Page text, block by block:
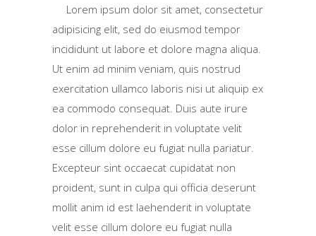
Lorem ipsum dolor sit amet, consectetur
adipisicing elit, sed do eiusmod tempor
incididunt ut labore et dolore magna aliqua.
Ut enim ad minim veniam, quis nostrud
exercitation ullamco laboris nisi ut aliquip ex
ea commodo consequat. Duis aute irure
dolor in reprehenderit in voluptate velit
esse cillum dolore eu fugiat nulla pariatur.
Excepteur sint occaecat cupidatat non
proident, sunt in culpa qui officia deserunt
mollit anim id est laehenderit in voluptate
velit esse cillum dolore eu fugiat nulla